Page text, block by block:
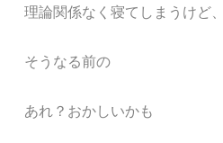
理論関係なく寝てしまうけど、
そうなる前の
あれ？おかしいかも